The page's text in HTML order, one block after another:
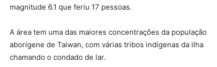
magnitude 6.1 que feriu 17 pessoas.
A área tem uma das maiores concentrações da população
aborígene de Taiwan, com várias tribos indígenas da ilha
chamando o condado de lar.